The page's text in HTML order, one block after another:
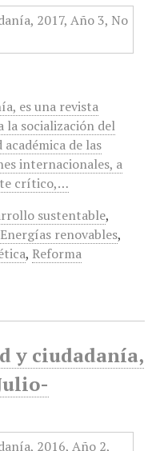
es una revista
la socialización del
de las
internacionales, a
crítico,…
sustentable,
Energías renovables,
, Reforma
y ciudadanía,